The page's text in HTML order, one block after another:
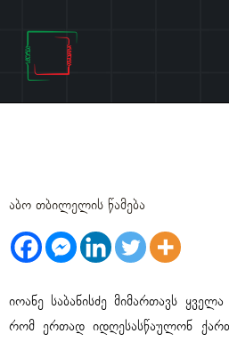
content
აბო თბილელის წამება
იოანე საბანისძე მიმართავს
რომ ერთად იდღესასწაულონ